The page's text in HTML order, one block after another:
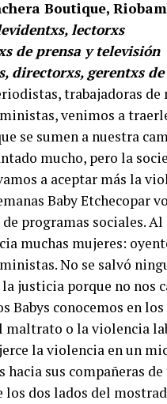
Boutique,
lectorxs
de prensa y televisión
directorxs, gerentxs
trabajadoras
venimos a
se sumen a nuestra
mucho, pero la
a aceptar más la
Baby
programas sociales.
muchas mujeres:
No se salvó
justicia porque no nos
Babys conocemos en
maltrato o la violencia
la violencia en un
hacia sus compañeras
los dos lados del